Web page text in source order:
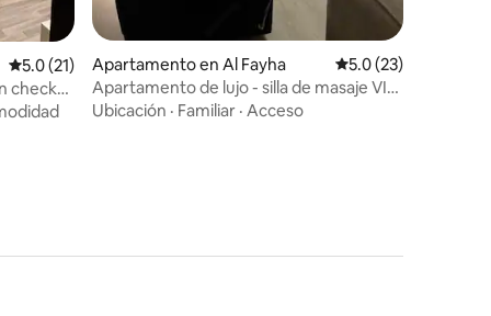
Calificación promedio: 5.0 de 5, 21 reseñas
5.0 (21)
check-
Apartamento en Al Fayha Calificación
5.0 (23)
Apartamento de lujo - silla de masaje VIP
y techo interactivo de rosa
Ubicación · Familiar · Acceso